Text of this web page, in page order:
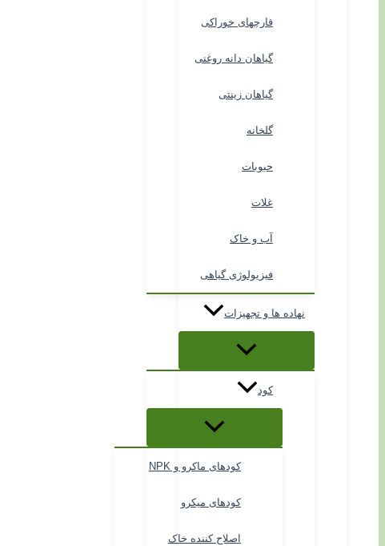
قارچهای خوراکی
گیاهان دانه روغنی
گیاهان زینتی
گلخانه
حبوبات
غلات
آب و خاک
فیزیولوژی گیاهی
نهاده ها و تجهیزات
کود
کودهای ماکرو و NPK
کودهای میکرو
اصلاح کننده خاک